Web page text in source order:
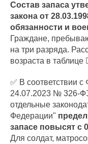
Состав запаса
закона от
обязанности и
Граждане,
на три разряда.
возраста в таблице
✅ В соответствии
24.07.2023 № 326-
отдельные
Федерации"
запасе повысят с
Для солдат,